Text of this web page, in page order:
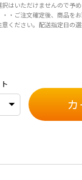
はいただけませんので予め
・ご注文確定後、商品を
ください。配送指定日の